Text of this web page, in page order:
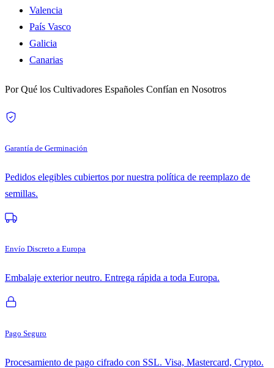
Valencia
País Vasco
Galicia
Canarias
Por Qué los Cultivadores Españoles Confían en Nosotros
Garantía de Germinación
Pedidos elegibles cubiertos por nuestra política de reemplazo de
semillas.
Envío Discreto a Europa
Embalaje exterior neutro. Entrega rápida a toda Europa.
Pago Seguro
Procesamiento de pago cifrado con SSL. Visa, Mastercard, Crypto.